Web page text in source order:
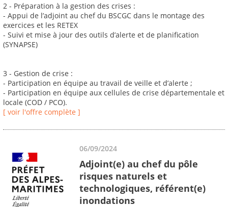
2 - Préparation à la gestion des crises :
- Appui de l’adjoint au chef du BSCGC dans le montage des
exercices et les RETEX
- Suivi et mise à jour des outils d’alerte et de planification
(SYNAPSE)
3 - Gestion de crise :
- Participation en équipe au travail de veille et d’alerte ;
- Participation en équipe aux cellules de crise départementale et
locale (COD / PCO).
[ voir l'offre complète ]
06/09/2024
Adjoint(e) au chef du pôle
risques naturels et
technologiques, référent(e)
inondations